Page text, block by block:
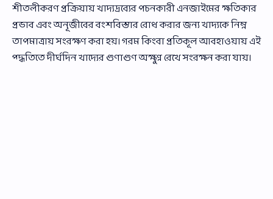
শীতলীকরণ প্রক্রিয়ায় খাদ্যদ্রব্যের পচনকারী এনজাইমের ক্ষতিকার
প্রভাব এবং অনূজীবের বংশবিস্তার রোধ করার জন্য খাদ্যকে নিম্ন
তাপমাত্রায় সংরক্ষণ করা হয়। গরম কিংবা প্রতিকূল আবহাওয়ায় এই
প্দ্ধতিতে দীর্ঘদিন খাদ্যের গুণাগুণ অক্ষুণ্ন রেখে সংরক্ষন করা যায়।